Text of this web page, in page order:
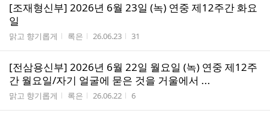
[조재형신부] 2026년 6월 23일 (녹) 연중 제12주간 화요
일
게시판명
맑고 향기롭게 작성자
록은 작성시간
26.06.23 조회수
31
[전삼용신부] 2026년 6월 22일 월요일 (녹) 연중 제12주
간 월요일/자기 얼굴에 묻은 것을 거울에서 ...
게시판명
맑고 향기롭게 작성자
록은 작성시간
26.06.22 조회수
6